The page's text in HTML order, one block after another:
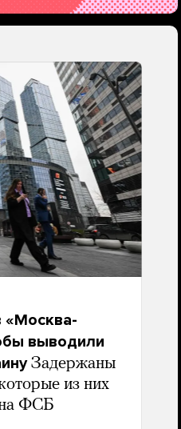
«Москва-
выводили
Задержаны
из них
на ФСБ